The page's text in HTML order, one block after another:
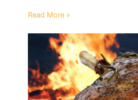
Read More »